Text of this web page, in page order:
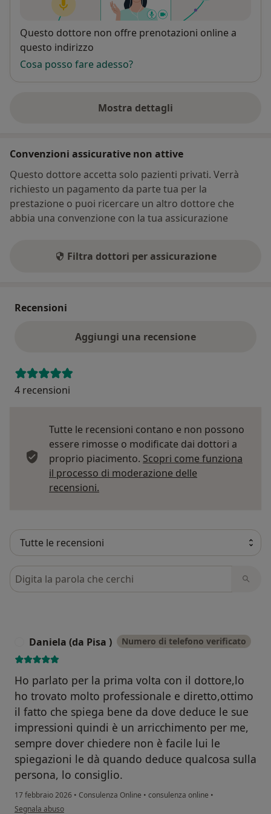
Disponibilità
Questo dottore non offre prenotazioni online a
questo indirizzo
Cosa posso fare adesso?
Mostra dettagli
sull'indirizzo
Convenzioni assicurative non attive
Questo dottore accetta solo pazienti privati. Verrà
richiesto un pagamento da parte tua per la
prestazione o puoi ricercare un altro dottore che
abbia una convenzione con la tua assicurazione
Filtra dottori per assicurazione
Recensioni
Aggiungi una recensione
4 recensioni
Tutte le recensioni contano e non possono
essere rimosse o modificate dai dottori a
proprio piacimento. Scopri come funziona
il processo di moderazione delle
recensioni.
Cerca nelle recensioni
Daniela (da Pisa ) Numero di telefono verificato
Ho parlato per la prima volta con il dottore,lo
ho trovato molto professionale e diretto,ottimo
il fatto che spiega bene da dove deduce le sue
impressioni quindi è un arricchimento per me,
sempre dover chiedere non è facile lui le
spiegazioni le dà quando deduce qualcosa sulla
persona, lo consiglio.
17 febbraio 2026 • Consulenza Online • consulenza online •
secondo l'opinione dell'utente Daniela (da Pisa )
Segnala abuso